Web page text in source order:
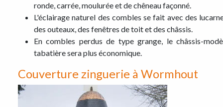
ronde, carrée, moulurée et de chêneau façonné.
L'éclairage naturel des combles se fait avec des
des outeaux, des fenêtres de toit et des châssis.
En combles perdus de type grange, le châssis-
tabatière sera plus économique.
Couverture zinguerie à Wormhout